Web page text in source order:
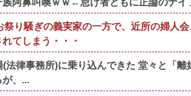
り騒ぎの義実家の一方で、近所の婦人
てしまう・・・
法律事務所)に乗り込んできた 堂々と「
、...